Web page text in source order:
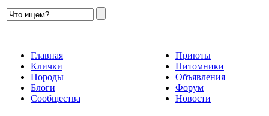
Главная
Клички
Породы
Блоги
Сообщества
Приюты
Питомники
Объявления
Форум
Новости